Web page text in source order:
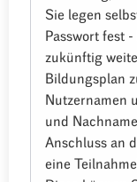
Sie legen
Passwort fest
zukünftig
Bildungsplan
Nutzernamen
und
Anschluss an
eine